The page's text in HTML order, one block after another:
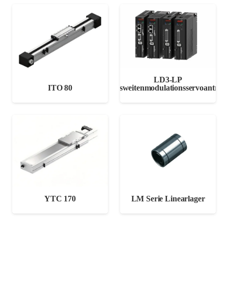
ITO 80
LD3-LP
Pulsweitenmodulationsservoantrieb
YTC 170 LM Serie Linearlager